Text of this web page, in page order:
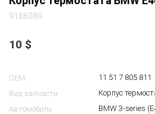
9186089
10 $
OEM
11 51 7 805 811
Вид запчасти
Корпус
Автомобиль
BMW 3-series